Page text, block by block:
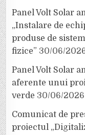
Panel Volt Solar
„Instalare de
produse de
fizice” 30/06/
Panel Volt Solar
aferente unui
verde 30/06/2026
Comunicat de
proiectul